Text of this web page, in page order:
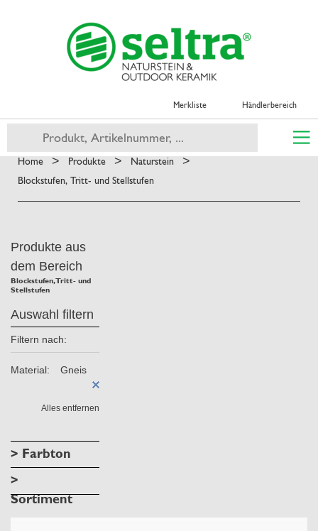
Merkliste Händlerbereich
Home > Produkte > Naturstein >
Blockstufen, Tritt- und Stellstufen
Produkte aus
dem Bereich
Blockstufen, Tritt- und
Stellstufen
Auswahl filtern
Filtern nach:
Material: Gneis
Alles entfernen
> Farbton
>
Sortiment